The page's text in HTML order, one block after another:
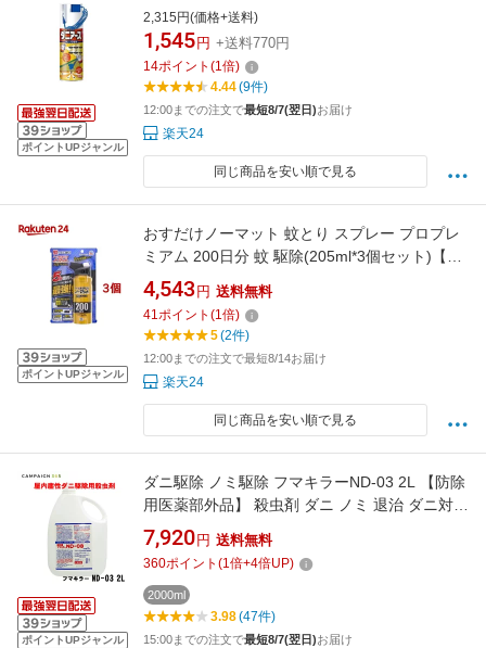
ポイントUPジャンル
2,315円(価格+送料)
1,545 円 +送料770円
14ポイント (1倍)
4.44(9件)
12:00までの注文で最短8/7(翌日)お届け
楽天24
同じ商品を安い順で見る
ポイントUPジャンル
おすだけノーマット 蚊とり スプレー プロプレ
ミアム 200日分 蚊 駆除(205ml*3個セット)【お
すだけノーマット】
4,543 円 送料無料
41ポイント (1倍)
5(2件)
12:00までの注文で最短8/14お届け
楽天24
同じ商品を安い順で見る
ポイントUPジャンル
ダニ駆除 ノミ駆除 フマキラーND-03 2L 【防除
用医薬部外品】 殺虫剤 ダニ ノミ 退治 ダニ対策
ダニよけノミ対策 ノミよけ 猫ノミ 畳 タタミ ソ
ファー 絨毯 寝室 床 ホコリ 埃 フローリング フ
マキラートータルシステム 送料無料
7,920 円 送料無料
360ポイント (1倍+4倍UP)
2000ml
3.98(47件)
15:00までの注文で最短8/7(翌日)お届け